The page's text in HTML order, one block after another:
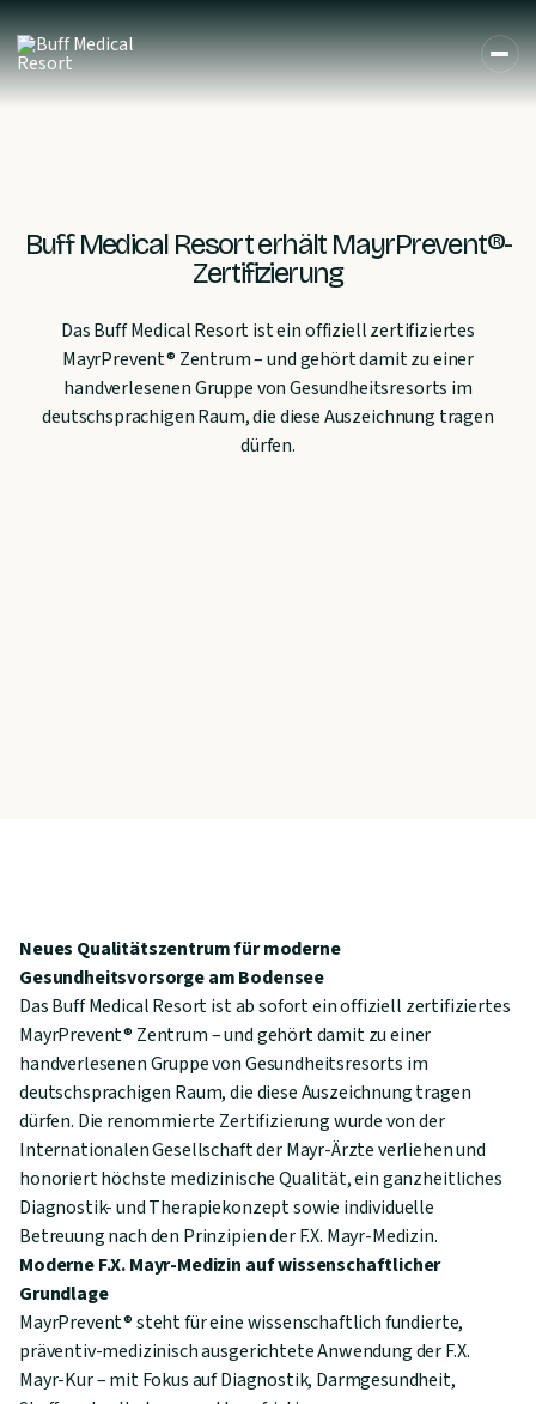
Buff Medical Resort erhält MayrPrevent®-
Zertifizierung
Das Buff Medical Resort ist ein offiziell zertifiziertes
MayrPrevent® Zentrum – und gehört damit zu einer
handverlesenen Gruppe von Gesundheitsresorts im
deutschsprachigen Raum, die diese Auszeichnung tragen
dürfen.
Neues Qualitätszentrum für moderne
Gesundheitsvorsorge am Bodensee
Das Buff Medical Resort ist ab sofort ein offiziell zertifiziertes
MayrPrevent® Zentrum – und gehört damit zu einer
handverlesenen Gruppe von Gesundheitsresorts im
deutschsprachigen Raum, die diese Auszeichnung tragen
dürfen. Die renommierte Zertifizierung wurde von der
Internationalen Gesellschaft der Mayr-Ärzte verliehen und
honoriert höchste medizinische Qualität, ein ganzheitliches
Diagnostik- und Therapiekonzept sowie individuelle
Betreuung nach den Prinzipien der F.X. Mayr-Medizin.
Moderne F.X. Mayr-Medizin auf wissenschaftlicher
Grundlage
MayrPrevent® steht für eine wissenschaftlich fundierte,
präventiv-medizinisch ausgerichtete Anwendung der F.X.
Mayr-Kur – mit Fokus auf Diagnostik, Darmgesundheit,